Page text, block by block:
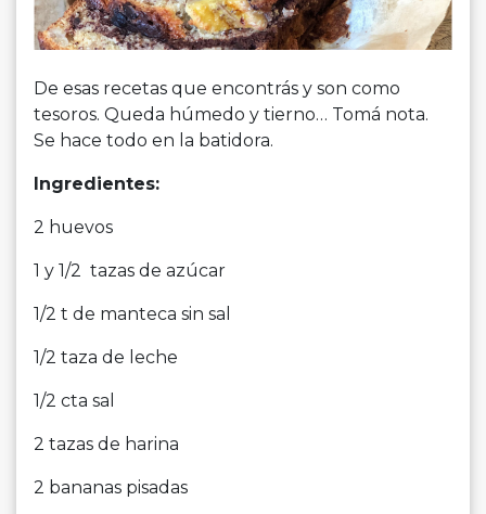
De esas recetas que encontrás y son como
tesoros. Queda húmedo y tierno… Tomá nota.
Se hace todo en la batidora.
Ingredientes:
2 huevos
1 y 1/2 tazas de azúcar
1/2 t de manteca sin sal
1/2 taza de leche
1/2 cta sal
2 tazas de harina
2 bananas pisadas